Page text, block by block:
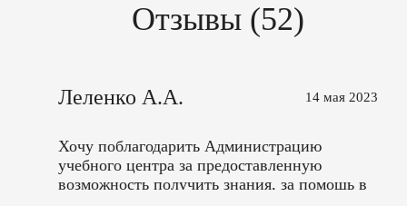
Отзывы (52)
Леленко А.А. 14 мая 2023
Хочу поблагодарить Администрацию
учебного центра за предоставленную
возможность получить знания, за помощь в